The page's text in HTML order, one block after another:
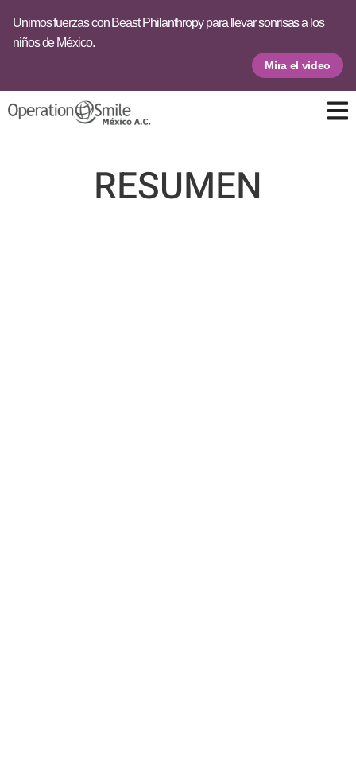
Unimos fuerzas con Beast Philanthropy para llevar sonrisas a los
niños de México.
Mira el video
RESUMEN